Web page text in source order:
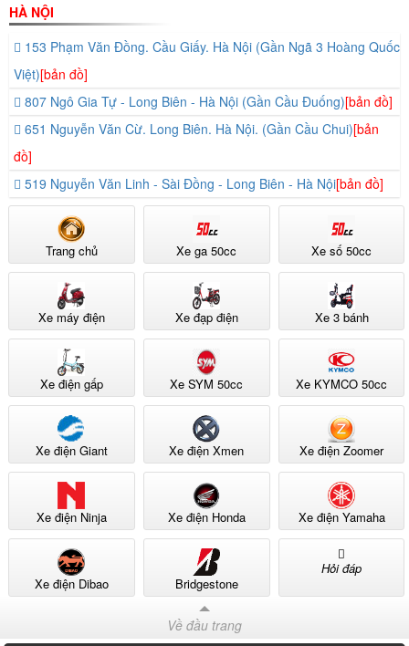
HÀ NỘI
153 Phạm Văn Đồng. Cầu Giấy. Hà Nội (Gần Ngã 3 Hoàng Quốc
Việt)[bản đồ]
807 Ngô Gia Tự - Long Biên - Hà Nội (Gần Cầu Đuống)[bản đồ]
651 Nguyễn Văn Cừ. Long Biên. Hà Nội. (Gần Cầu Chui)[bản
đồ]
519 Nguyễn Văn Linh - Sài Đồng - Long Biên - Hà Nội[bản đồ]
Trang chủ Xe ga 50cc Xe số 50cc
Xe máy điện Xe đạp điện Xe 3 bánh
Xe điện gấp Xe SYM 50cc Xe KYMCO 50cc
Xe điện Giant Xe điện Xmen Xe điện Zoomer
Xe điện Ninja Xe điện Honda Xe điện Yamaha
Xe điện Dibao Bridgestone
Hỏi đáp
Về đầu trang